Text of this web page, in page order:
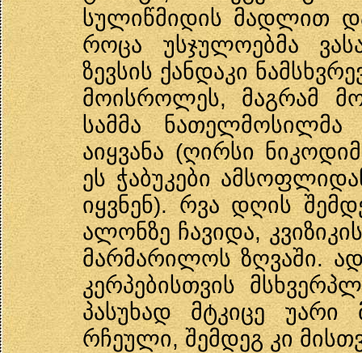
სულიწმიდის მადლით
როცა უსჯულოებმა
ზევსის ქანდაკი
მოისროლეს, მაგრამ
სამმა ნათელმოსილმა
აიყვანა (ღირსი
ეს ჭაბუკები
იყვნენ). რვა დღის
ალონზე ჩავიდა,
მარმარილოს ზღვაში.
კერპებისთვის
პასუხად მტკიცე
რჩეული, შემდეგ კი